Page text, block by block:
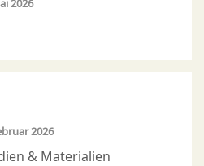
2026
2026
& Materialien